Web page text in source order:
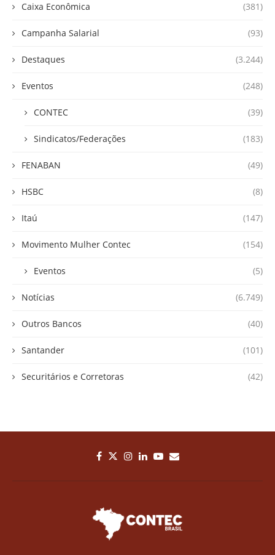
Caixa Econômica (381)
Campanha Salarial (93)
Destaques (3.244)
Eventos (248)
CONTEC (39)
Sindicatos/Federações (183)
FENABAN (49)
HSBC (8)
Itaú (147)
Movimento Mulher Contec (154)
Eventos (5)
Notícias (6.749)
Outros Bancos (40)
Santander (101)
Securitários e Corretoras (42)